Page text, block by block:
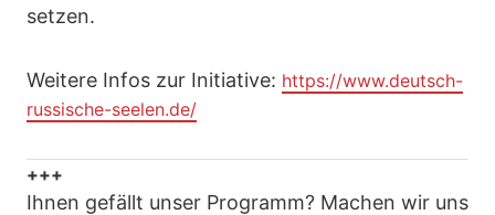
setzen.
Weitere Infos zur Initiative: https://www.deutsch-
russische-seelen.de/
+++
Ihnen gefällt unser Programm? Machen wir uns